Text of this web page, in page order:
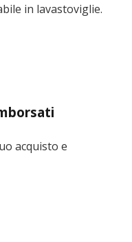
acquisto e
in lavastoviglie.